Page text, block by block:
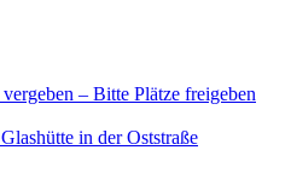
– Bitte Plätze freigeben
in der Oststraße